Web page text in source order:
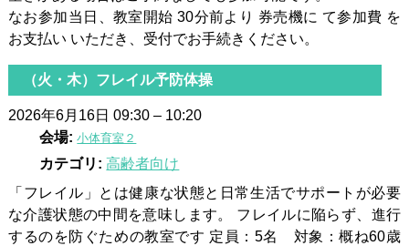
なお参加当日、教室開始 30分前より 券売機に て参加費 を
お支払い いただき、受付でお手続きください。
（火・木）フレイル予防体操
2026年6月16日 09:30– 10:20
会場: 小体育室２
カテゴリ: 高齢者向け
「フレイル」とは健康な状態と日常生活でサポートが必要
な介護状態の中間を意味します。 フレイルに陥らず、進行
するのを防ぐための教室です 定員：5名 対象：概ね60歳